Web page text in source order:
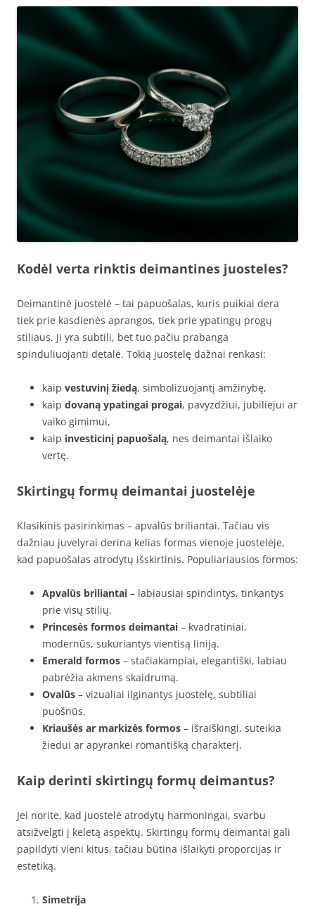
Kodėl verta rinktis deimantines juosteles?
Deimantinė juostelė – tai papuošalas, kuris puikiai dera
tiek prie kasdienės aprangos, tiek prie ypatingų progų
stiliaus. Ji yra subtili, bet tuo pačiu prabanga
spinduliuojanti detalė. Tokią juostelę dažnai renkasi:
kaip vestuvinį žiedą, simbolizuojantį amžinybę,
kaip dovaną ypatingai progai, pavyzdžiui, jubiliejui ar
vaiko gimimui,
kaip investicinį papuošalą, nes deimantai išlaiko
vertę.
Skirtingų formų deimantai juostelėje
Klasikinis pasirinkimas – apvalūs briliantai. Tačiau vis
dažniau juvelyrai derina kelias formas vienoje juostelėje,
kad papuošalas atrodytų išskirtinis. Populiariausios formos:
Apvalūs briliantai – labiausiai spindintys, tinkantys
prie visų stilių.
Princesės formos deimantai – kvadratiniai,
modernūs, sukuriantys vientisą liniją.
Emerald formos – stačiakampiai, elegantiški, labiau
pabrėžia akmens skaidrumą.
Ovalūs – vizualiai ilginantys juostelę, subtiliai
puošnūs.
Kriaušės ar markizės formos – išraiškingi, suteikia
žiedui ar apyrankei romantišką charakterį.
Kaip derinti skirtingų formų deimantus?
Jei norite, kad juostelė atrodytų harmoningai, svarbu
atsižvelgti į keletą aspektų. Skirtingų formų deimantai gali
papildyti vieni kitus, tačiau būtina išlaikyti proporcijas ir
estetiką.
Simetrija